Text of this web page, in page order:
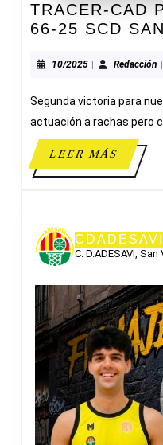
TRACER-CAD
66-25 SCD
10/202510/2025Redacción
Segunda victoria para
actuación a rachas pero
LEER MÁSLEER
MÁS
CDADESAVI
C. D.ADESAVI,